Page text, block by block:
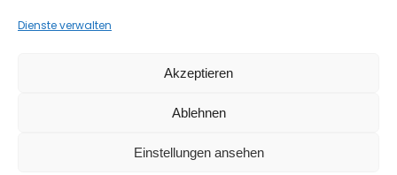
Dienste verwalten
Akzeptieren
Ablehnen
Einstellungen ansehen